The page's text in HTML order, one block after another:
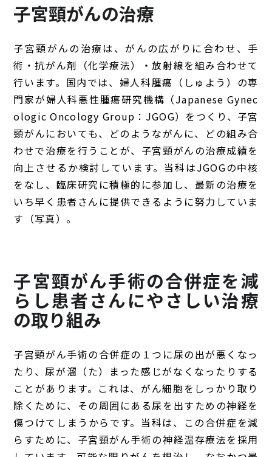
子宮頸がんの治療
子宮頸がんの治療は、がんの広がりに合わせ、手
術・抗がん剤（化学療法）・放射線を組み合わせて
行います。国内では、婦人科腫瘍（しゅよう）の専
門家が婦人科悪性腫瘍研究機構（Japanese Gynec
ologic Oncology Group：JGOG）をつくり、子宮
頸がんにおいても、どのようながんに、どの組み合
わせで治療を行うことが、子宮頸がんの治療成績を
向上させるか検討しています。当科はJGOGの中核
をなし、臨床研究に積極的に参加し、最新の治療を
いち早く患者さんに提供できるように努力していま
す（写真）。
子宮頸がん手術の合併症を減
らし患者さんにやさしい治療
の取り組み
子宮頸がん手術の合併症の１つに尿の出が悪くなっ
たり、尿が溜（た）まった感じがなくなったりする
ことがあります。これは、がん細胞をしっかり取り
除くために、その周囲にある尿を出すための神経を
傷つけてしまうからです。当科は、この合併症を減
らすために、子宮頸がん手術の神経温存療法を採用